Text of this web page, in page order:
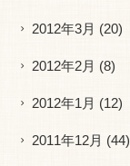
2012年3月 (20)
2012年2月 (8)
2012年1月 (12)
2011年12月 (44)